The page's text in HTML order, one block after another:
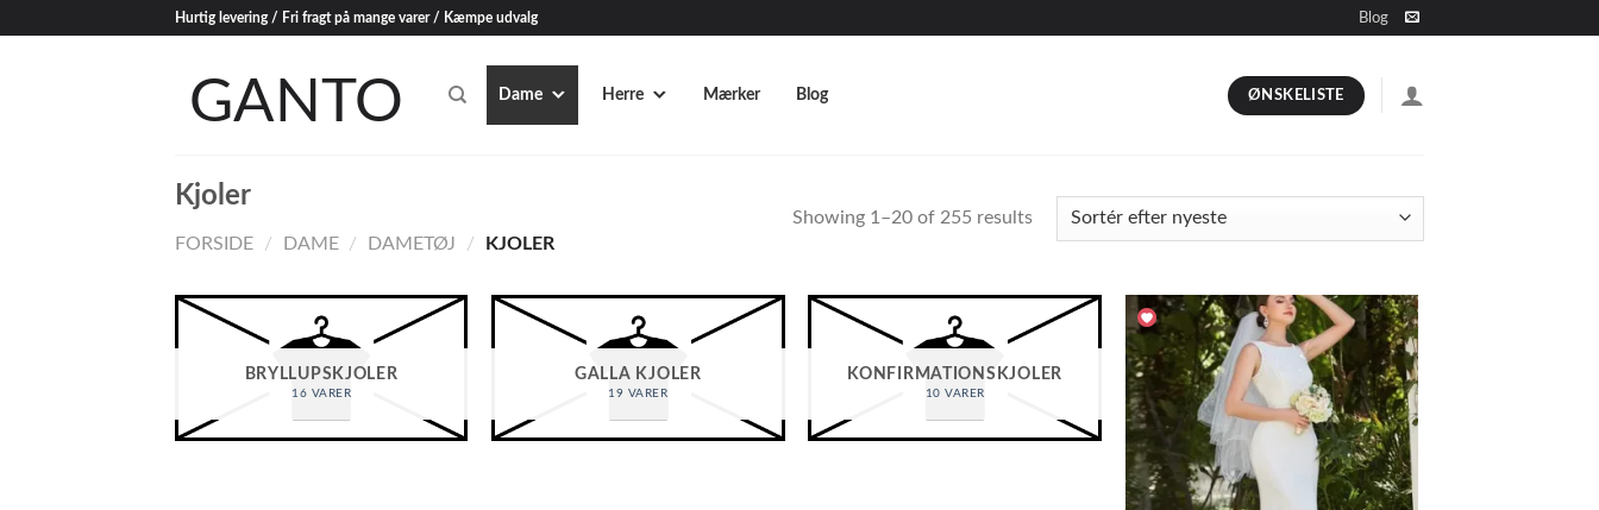
Hurtig levering / Fri fragt på mange varer / Kæmpe udvalg Blog
Dame Herre Mærker Blog ØNSKELISTE
Kjoler
FORSIDE / DAME / DAMETØJ / KJOLER
Showing 1–20 of 255 results
BRYLLUPSKJOLER
16 VARER
GALLA KJOLER
19 VARER
KONFIRMATIONSKJOLER
10 VARER